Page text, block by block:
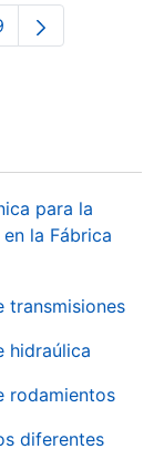
intermedias Use
para la
la Fábrica
transmisiones
hidraúlica
rodamientos
diferentes